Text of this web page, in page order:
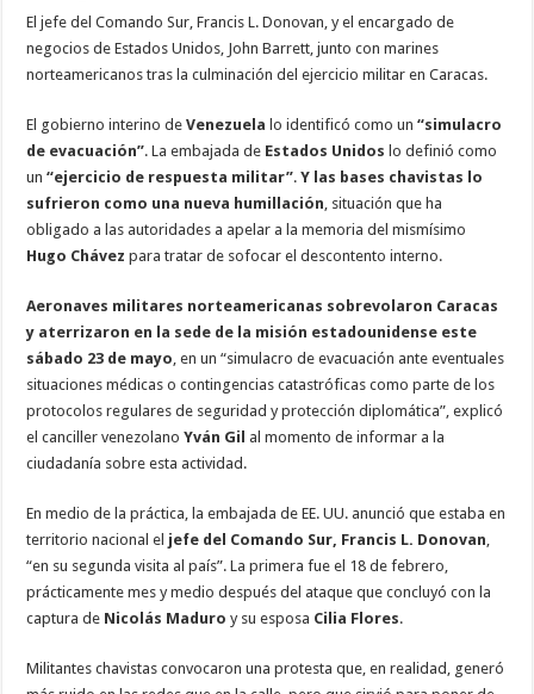
El jefe del Comando Sur, Francis L. Donovan, y el encargado de
negocios de Estados Unidos, John Barrett, junto con marines
norteamericanos tras la culminación del ejercicio militar en Caracas.
El gobierno interino deVenezuela lo identificó como un“simulacro
de evacuación”. La embajada de Estados Unidos lo definió como
un“ejercicio de respuesta militar”.Y las bases chavistas lo
sufrieron como una nueva humillación , situación que ha
obligado a las autoridades a apelar a la memoria del mismísimo
Hugo Chávez para tratar de sofocar el descontento interno.
Aeronaves militares norteamericanas sobrevolaron Caracas
y aterrizaron en la sede de la misión estadounidense este
sábado 23 de mayo , en un “simulacro de evacuación ante eventuales
situaciones médicas o contingencias catastróficas como parte de los
protocolos regulares de seguridad y protección diplomática”, explicó
el canciller venezolanoYván Gil al momento de informar a la
ciudadanía sobre esta actividad.
En medio de la práctica, la embajada de EE. UU. anunció que estaba en
territorio nacional el jefe del Comando Sur, Francis L. Donovan
“en su segunda visita al país”. La primera fue el 18 de febrero,
prácticamente mes y medio después del ataque que concluyó con la
captura de Nicolás Maduro y su esposa Cilia Flores.
Militantes chavistas convocaron una protesta que, en realidad, generó